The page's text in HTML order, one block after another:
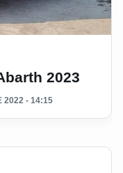
2023
2022 - 14:15